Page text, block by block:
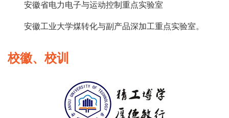
安徽省电力电子与运动控制重点实验室
安徽工业大学煤转化与副产品深加工重点实验室。
校徽、校训